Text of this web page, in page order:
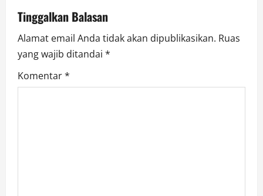
o
n
Tinggalkan Balasan
Alamat email Anda tidak akan dipublikasikan. Ruas
yang wajib ditandai *
Komentar*